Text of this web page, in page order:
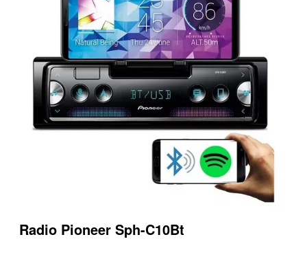
Radio Pioneer Sph-C10Bt